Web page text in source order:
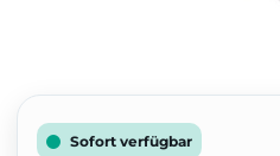
Sofort verfügbar